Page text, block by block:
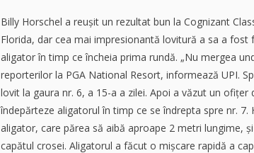
Billy Horschel a reușit un rezultat bun la Cognizant
Florida, dar cea mai impresionantă lovitură a sa a fost
aligator în timp ce încheia prima rundă. „Nu mergea
reporterilor la PGA National Resort, informează UPI.
lovit la gaura nr. 6, a 15-a a zilei. Apoi a văzut un
îndepărteze aligatorul în timp ce se îndrepta spre nr.
aligator, care părea să aibă aproape 2 metri lungime,
capătul crosei. Aligatorul a făcut o mișcare rapidă a